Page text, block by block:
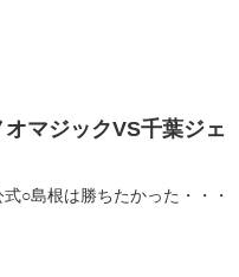
オマジックVS千葉ジェ
○島根は勝ちたかった・・・